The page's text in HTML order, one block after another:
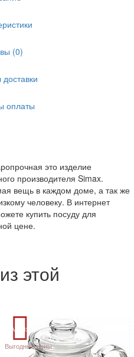
(0)
оплаты
это изделие
производителя Simax.
вещь в каждом доме, а так же
человеку. В интернет
купить посуду для
цене.
этой
Акция
Выгодные цены